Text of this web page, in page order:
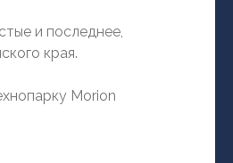
и последнее,
края.
Morion